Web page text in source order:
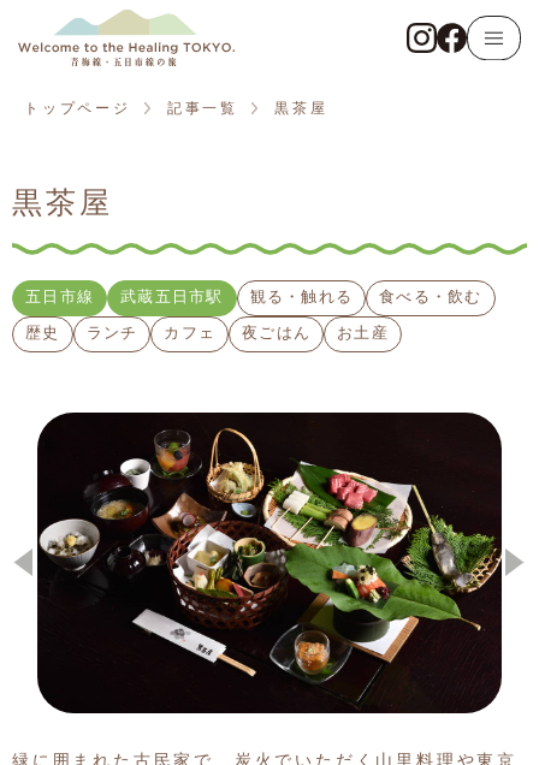
記事一覧
観る・触れる
食べる・飲む
泊まる・癒やされる
季節の特集記事
トップページ 記事一覧 黒茶屋
黒茶屋
五日市線 武蔵五日市駅 観る・触れる
食べる・飲む
歴史
ランチ カフェ 夜ごはん お土産
緑に囲まれた古民家で、炭火でいただく山里料理や東京